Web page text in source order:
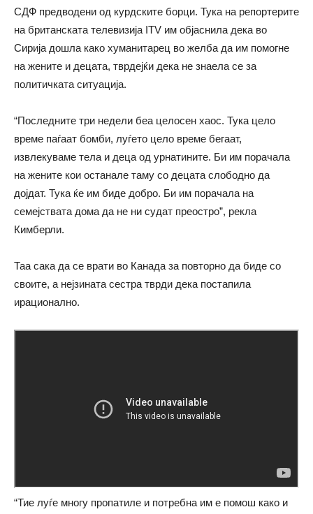
СДФ предводени од курдските борци. Тука на репортерите
на британската телевизија ITV им објаснила дека во
Сирија дошла како хуманитарец во желба да им помогне
на жените и децата, тврдејќи дека не знаела се за
политичката ситуација.
“Последните три недели беа целосен хаос. Тука цело
време паѓаат бомби, луѓето цело време бегаат,
извлекуваме тела и деца од урнатините. Би им порачала
на жените кои останале таму со децата слободно да
дојдат. Тука ќе им биде добро. Би им порачала на
семејствата дома да не ни судат преостро”, рекла
Кимберли.
Таа сака да се врати во Канада за повторно да биде со
своите, а нејзината сестра тврди дека постапила
ирационално.
“Тие луѓе многу пропатиле и потребна им е помош како и